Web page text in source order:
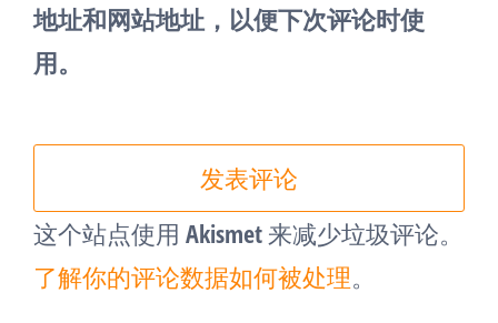
地址和网站地址，以便下次评论时使
用。
这个站点使用 Akismet 来减少垃圾评论。
了解你的评论数据如何被处理。